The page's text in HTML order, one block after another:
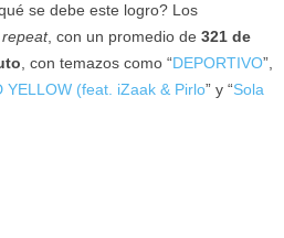
se debe este logro? Los
, con un promedio de 321 de
, con temazos como “DEPORTIVO”,
YELLOW (feat. iZaak & Pirlo” y “Sola